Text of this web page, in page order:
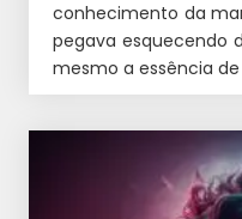
conhecimento da
pegava esquecendo
mesmo a essência